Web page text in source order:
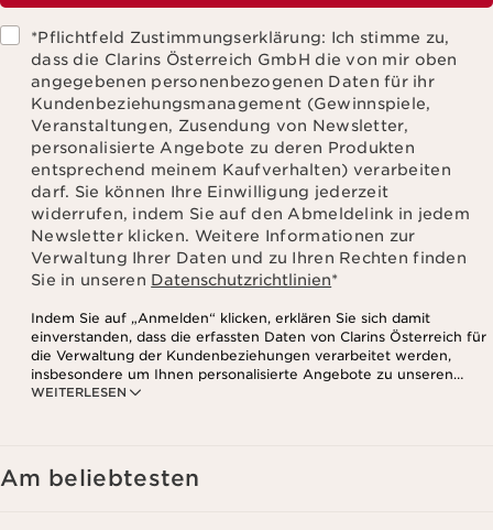
*Pflichtfeld Zustimmungserklärung: Ich stimme zu,
dass die Clarins Österreich GmbH die von mir oben
angegebenen personenbezogenen Daten für ihr
Kundenbeziehungsmanagement (Gewinnspiele,
Veranstaltungen, Zusendung von Newsletter,
personalisierte Angebote zu deren Produkten
entsprechend meinem Kaufverhalten) verarbeiten
darf. Sie können Ihre Einwilligung jederzeit
widerrufen, indem Sie auf den Abmeldelink in jedem
Newsletter klicken. Weitere Informationen zur
Verwaltung Ihrer Daten und zu Ihren Rechten finden
Sie in unseren Datenschutzrichtlinien*
WEITERLESEN
Indem Sie auf „Anmelden“ klicken, erklären Sie sich damit
einverstanden, dass die erfassten Daten von Clarins Österreich für
die Verwaltung der Kundenbeziehungen verarbeitet werden,
insbesondere um Ihnen personalisierte Angebote zu unseren
Produkten und Dienstleistungen entsprechend Ihrem
Am beliebtesten